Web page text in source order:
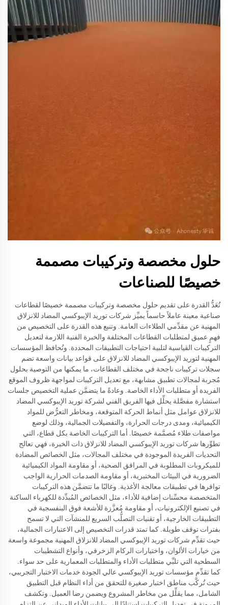
حلول مخصصة وتركيبات مصممة
خصيصًا للصناعات
تُعَدُّ القدرة على تقديم حلول مخصصة وتركيبات مصممة خصيصًا لقطاعات
صناعية معينة عاملاً حاسماً يميِّز شركات توريد الإيبوكسي المضاد للانزلاق
المهنية عن مقدِّمي الطلاءات العامة. وتنبع هذه القدرة على التخصيص من
فهمٍ عميق لمتطلبات القطاعات المختلفة والخبرة الفنية اللازمة لتعديل
التركيبات القياسية لتلبية احتياجات التطبيقات المحددة. وتُحافظ المؤسسات
المهنية لتوريد الإيبوكسي المضاد للانزلاق على قواعد بيانات واسعة تضم
سجلات تركيبات ناجحة في مختلف القطاعات، ما يمكنها من التوصية بحلول
مُجربة لمجالات تطبيق مشابهة، مع تعديل التركيبات لمواجهة ظروف الموقع
الفريدة أو متطلبات الأداء الخاصة. وعادةً ما يتضمَّن عملية التخصيص جلسات
استشارة مفصَّلة يحلِّل فيها الفريق الفني لشركة توريد الإيبوكسي المضاد
للانزلاق عوامل مثل أنماط الحركة المتوقعة، ومخاطر التعرُّض للمواد
الكيميائية، ومدى درجات الحرارة، والتفضيلات الجمالية، وذلك لوضع
مواصفات طلاء مُصمَّمة خصيصًا. أما التركيبات الخاصة بكل قطاع، التي
تطوِّرها شركات توريد الإيبوكسي المضاد للانزلاق ذات الخبرة، فهي تعالج
التحديات الفريدة الموجودة في مختلف المجالات، مثل الخصائص المضادة
للميكروبات المطلوبة في المرافق الصحية، أو مقاومة المواد الكيميائية
الضرورية في البيئات المختبرية، أو مقاومة الصدمات الحرارية الواجب
توافرها في تطبيقات معالجة الأغذية. وغالبًا ما تتضمَّن هذه التركيبات
المتخصصة محسِّنات إضافية للأداء، مثل الخصائص المُبدِّدة للكهرباء الساكنة
في تصنيع الإلكترونيات، أو مقاومة مُعزَّزة للأشعة فوق البنفسجية في
التطبيقات الخارجية، أو تقنيات التصلُّب السريع للمنشآت التي لا تسمح
بفترات توقف طويلة. كما تمتد قدرات التخصيص إلى الاعتبارات الجمالية،
حيث تقدِّم شركات توريد الإيبوكسي المضاد للانزلاق المهنية مجموعة واسعة
من خيارات الألوان، واختيارات الركام الزخرفي، وأنواع التشطيبات
السطحية التي تلبِّي متطلبات الأداء والمتطلبات المعمارية على حد سواء.
كما تقدِّم مؤسسات توريد الإيبوكسي عالي الجودة خدمات الاختبار التجريبي،
حيث تُركَّب مناطق اختبار صغيرة للتحقق من أداء النظام قبل التطبيق
الشامل، مما يقلِّل من مخاطر المشروع ويضمن رضا العميل. وتكشف